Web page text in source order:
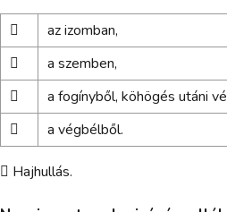

az izomban,

a szemben,

a fogínyből, köhögés utáni

a végbélből.
 Hajhullás.